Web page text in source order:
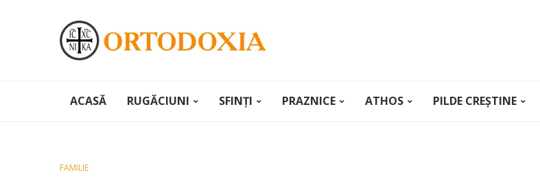
ACASĂ RUGĂCIUNI SFINȚI PRAZNICE ATHOS PILDE CREȘTINE
FAMILIE